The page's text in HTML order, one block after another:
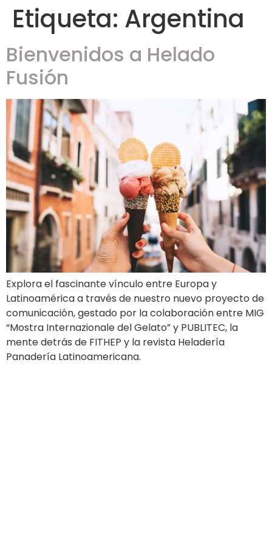
Etiqueta: Argentina
Bienvenidos a Helado
Fusión
Explora el fascinante vínculo entre Europa y
Latinoamérica a través de nuestro nuevo proyecto de
comunicación, gestado por la colaboración entre MIG
“Mostra Internazionale del Gelato” y PUBLITEC, la
mente detrás de FITHEP y la revista Heladería
Panadería Latinoamericana.